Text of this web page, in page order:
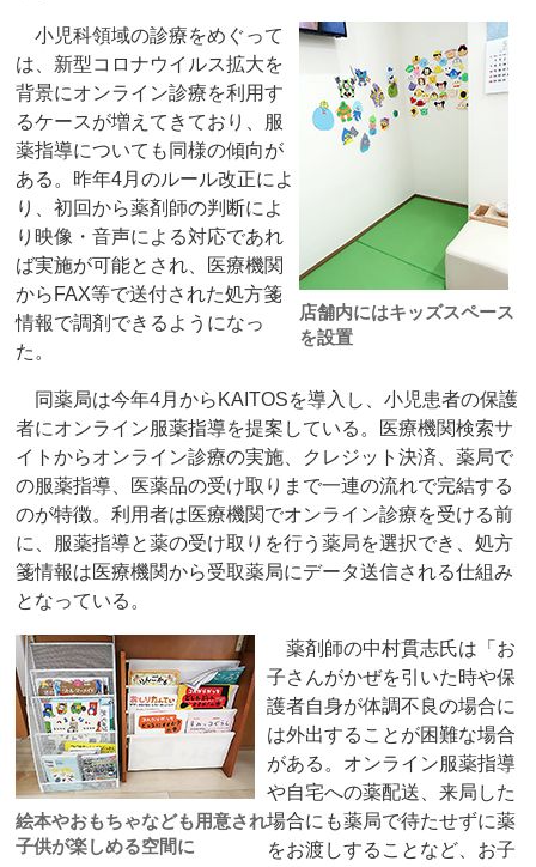
店舗内にはキッズスペース
を設置
小児科領域の診療をめぐって
は、新型コロナウイルス拡大を
背景にオンライン診療を利用す
るケースが増えてきており、服
薬指導についても同様の傾向が
ある。昨年4月のルール改正によ
り、初回から薬剤師の判断によ
り映像・音声による対応であれ
ば実施が可能とされ、医療機関
からFAX等で送付された処方箋
情報で調剤できるようになっ
た。
同薬局は今年4月からKAITOSを導入し、小児患者の保護
者にオンライン服薬指導を提案している。医療機関検索サ
イトからオンライン診療の実施、クレジット決済、薬局で
の服薬指導、医薬品の受け取りまで一連の流れで完結する
のが特徴。利用者は医療機関でオンライン診療を受ける前
に、服薬指導と薬の受け取りを行う薬局を選択でき、処方
箋情報は医療機関から受取薬局にデータ送信される仕組み
となっている。
絵本やおもちゃなども用意され
子供が楽しめる空間に
薬剤師の中村貫志氏は「お
子さんがかぜを引いた時や保
護者自身が体調不良の場合に
は外出することが困難な場合
がある。オンライン服薬指導
や自宅への薬配送、来局した
場合にも薬局で待たせずに薬
をお渡しすることなど、お子